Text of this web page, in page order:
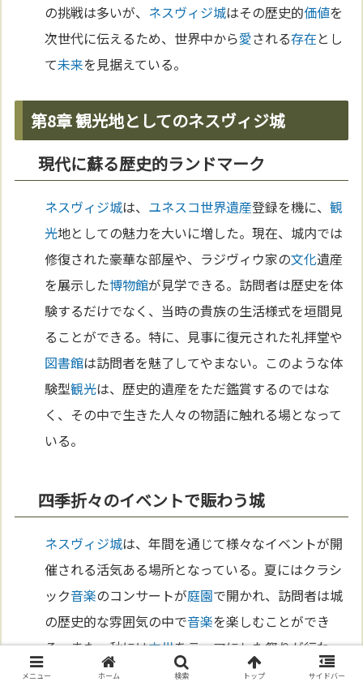
の挑戦は多いが、 ネスヴィジ城はその歴史的価値を
次世代に伝えるため、世界中から愛される存在とし
て未来を見据えている。
第8章 観光地としてのネスヴィジ城
現代に蘇る歴史的ランドマーク
ネスヴィジ城は、 ユネスコ世界遺産登録を機に、観
光地としての魅力を大いに増した。現在、城内では
修復された豪華な部屋や、ラジヴィウ家の文化遺産
を展示した博物館が見学できる。訪問者は歴史を体
験するだけでなく、当時の貴族の生活様式を垣間見
ることができる。特に、見事に復元された礼拝堂や
図書館は訪問者を魅了してやまない。このような体
験型観光は、歴史的遺産をただ鑑賞するのではな
く、その中で生きた人々の物語に触れる場となって
いる。
四季折々のイベントで賑わう城
ネスヴィジ城は、年間を通じて様々なイベントが開
催される活気ある場所となっている。夏にはクラシ
ック音楽のコンサートが庭園で開かれ、訪問者は城
の歴史的な雰囲気の中で音楽を楽しむことができ
る。また、秋には中世をテーマにした祭りが行わ
れ、当時の衣装や
伝統的な食べ物を体験できる。こ
メニュー ホーム 検索 トップ サイドバー